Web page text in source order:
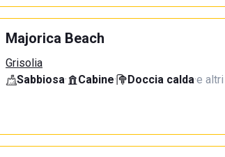
Majorica Beach
Grisolia
Sabbiosa· Cabine· Doccia calda·e